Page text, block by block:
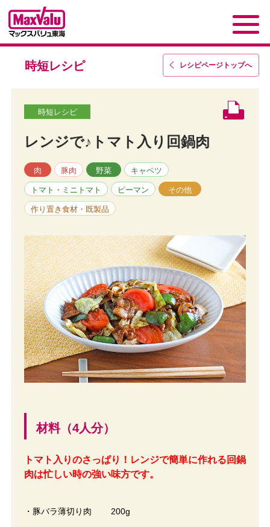
レシピページトップへ
時短レシピ
時短レシピ
レンジで♪トマト入り回鍋肉
肉 豚肉 野菜 キャベツ
トマト・ミニトマト ピーマン その他
作り置き食材・既製品
材料（4人分）
トマト入りのさっぱり！レンジで簡単に作れる回鍋
肉は忙しい時の強い味方です。
・豚バラ薄切り肉 200g